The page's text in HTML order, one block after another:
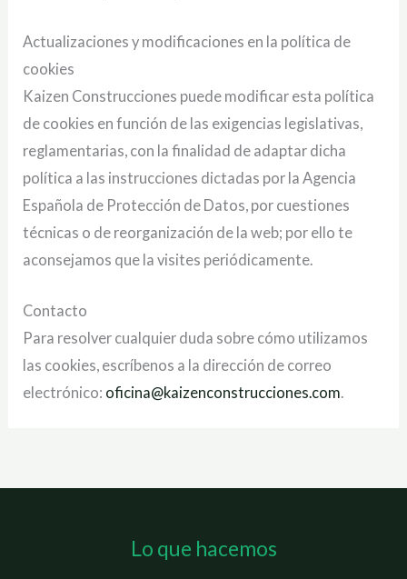
Actualizaciones y modificaciones en la política de
cookies
Kaizen Construcciones puede modificar esta política
de cookies en función de las exigencias legislativas,
reglamentarias, con la finalidad de adaptar dicha
política a las instrucciones dictadas por la Agencia
Española de Protección de Datos, por cuestiones
técnicas o de reorganización de la web; por ello te
aconsejamos que la visites periódicamente.
Contacto
Para resolver cualquier duda sobre cómo utilizamos
las cookies, escríbenos a la dirección de correo
electrónico: oficina@kaizenconstrucciones.com
Lo que hacemos